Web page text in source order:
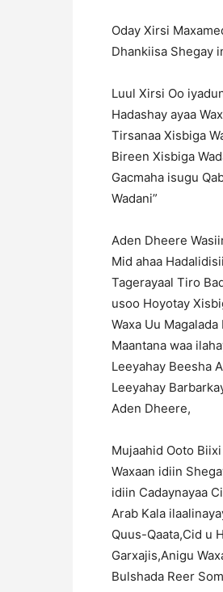
Oday Xirsi
Dhankiisa Shegay
Luul Xirsi Oo
Hadashay ayaa
Tirsanaa Xisbiga
Bireen Xisbiga
Gacmaha isugu
Wadani”
Aden Dheere
Mid ahaa
Tagerayaal Tiro
usoo Hoyotay
Waxa Uu
Maantana waa
Leeyahay Beesha
Leeyahay
Aden Dheere,
Mujaahid Ooto
Waxaan idiin
idiin Cadaynayaa
Arab Kala
Quus-Qaata,Cid u
Garxajis,Anigu
Bulshada Reer